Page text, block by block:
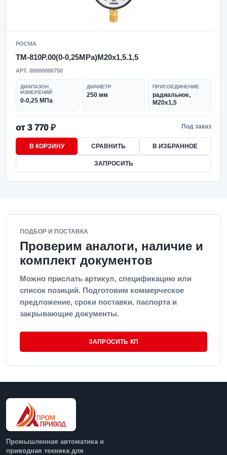
РОСМА
ТМ-810Р.00(0-0,25MPa)M20x1,5.1,5
АРТ. 00000006750
ДИАПАЗОН
ИЗМЕРЕНИЙ
0-0,25 МПа
ДИАМЕТР
250 мм
ПРИСОЕДИНЕНИЕ
радиальное,
M20x1,5
от 3 770 ₽ Под заказ
В КОРЗИНУ СРАВНИТЬ В ИЗБРАННОЕ
ЗАПРОСИТЬ
ПОДБОР И ПОСТАВКА
Проверим аналоги, наличие и
комплект документов
Можно прислать артикул, спецификацию или
список позиций. Подготовим коммерческое
предложение, сроки поставки, паспорта и
закрывающие документы.
ЗАПРОСИТЬ КП
Промышленная автоматика и
приводная техника для